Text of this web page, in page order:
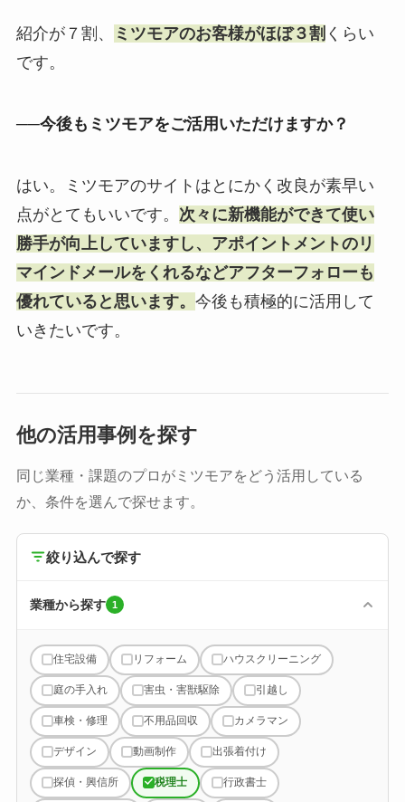
紹介が７割、 ミツモアのお客様がほぼ３割 くらい
です。
──今後もミツモアをご活用いただけますか？
はい。ミツモアのサイトはとにかく改良が素早い
点がとてもいいです。 次々に新機能ができて使い
勝手が向上していますし、アポイントメントのリ
マインドメールをくれるなどアフターフォローも
優れていると思います。 今後も積極的に活用して
いきたいです。
他の活用事例を探す
同じ業種・課題のプロがミツモアをどう活用している
か、条件を選んで探せます。
絞り込んで探す
業種から探す 1
住宅設備 リフォーム ハウスクリーニング
庭の手入れ 害虫・害獣駆除 引越し
車検・修理 不用品回収 カメラマン
デザイン 動画制作 出張着付け
探偵・興信所 税理士 行政書士